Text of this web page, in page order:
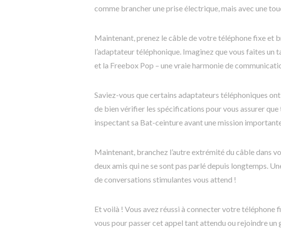
comme brancher une prise électrique, mais avec une
Maintenant, prenez le câble de votre téléphone fixe et
l’adaptateur téléphonique. Imaginez que vous faites
et la Freebox Pop – une vraie harmonie de
Saviez-vous que certains adaptateurs téléphoniques
de bien vérifier les spécifications pour vous assurer
inspectant sa Bat-ceinture avant une mission
Maintenant, branchez l’autre extrémité du câble dans
deux amis qui ne se sont pas parlé depuis longtemps.
de conversations stimulantes vous attend !
Et voilà ! Vous avez réussi à connecter votre téléphone
vous pour passer cet appel tant attendu ou rejoindre un